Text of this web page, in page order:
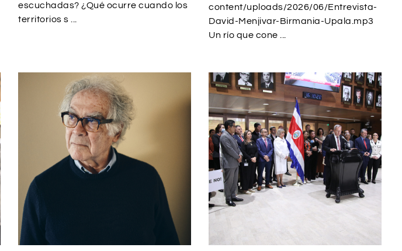
escuchadas? ¿Qué ocurre cuando los
territorios s ...
content/uploads/2026/06/Entrevista-
David-Menjivar-Birmania-Upala.mp3
Un río que cone ...